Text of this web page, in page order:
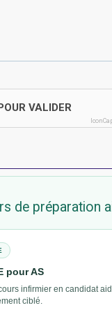
VALIDER
de préparation
pour AS
infirmier en candidat
ciblé.